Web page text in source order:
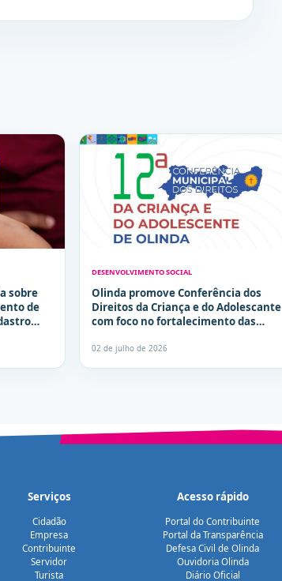
sobre
de
DESENVOLVIMENTO SOCIAL
Olinda promove Conferência dos
Direitos da Criança e do Adolescante
com foco no fortalecimento das
social
02 de julho de 2026
Serviços
Cidadão
Empresa
Contribuinte
Servidor
Turista
Acesso rápido
Portal do Contribuinte
Portal da Transparência
Defesa Civil de Olinda
Ouvidoria Olinda
Diário Oficial